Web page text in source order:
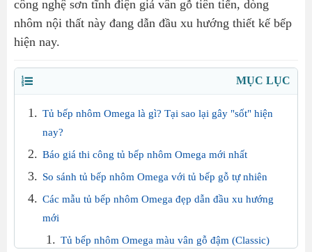
công nghệ sơn tĩnh điện giả vân gỗ tiên tiến, dòng
nhôm nội thất này đang dẫn đầu xu hướng thiết kế bếp
hiện nay.
MỤC LỤC
Tủ bếp nhôm Omega là gì? Tại sao lại gây "sốt" hiện
nay?
Báo giá thi công tủ bếp nhôm Omega mới nhất
So sánh tủ bếp nhôm Omega với tủ bếp gỗ tự nhiên
Các mẫu tủ bếp nhôm Omega đẹp dẫn đầu xu hướng
mới
Tủ bếp nhôm Omega màu vân gỗ đậm (Classic)